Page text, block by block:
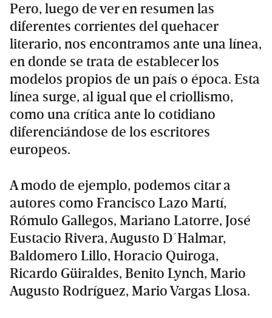
Pero, luego de ver en resumen las
diferentes corrientes del quehacer
literario, nos encontramos ante una línea,
en donde se trata de establecer los
modelos propios de un país o época. Esta
línea surge, al igual que el criollismo,
como una crítica ante lo cotidiano
diferenciándose de los escritores
europeos.
A modo de ejemplo, podemos citar a
autores como Francisco Lazo Martí,
Rómulo Gallegos, Mariano Latorre, José
Eustacio Rivera, Augusto D´Halmar,
Baldomero Lillo, Horacio Quiroga,
Ricardo Güiraldes, Benito Lynch, Mario
Augusto Rodríguez, Mario Vargas Llosa.